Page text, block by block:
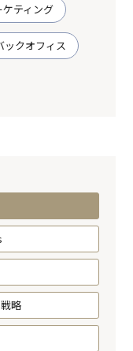
ティング
ックオフィス
略